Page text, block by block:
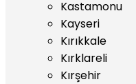
Kastamonu
Kayseri
Kırıkkale
Kırklareli
Kırşehir